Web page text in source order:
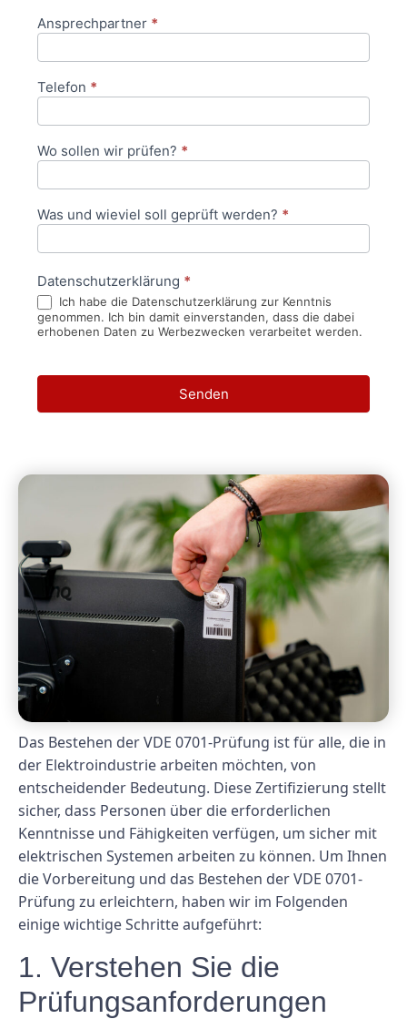
Ansprechpartner *
Telefon *
Wo sollen wir prüfen? *
Was und wieviel soll geprüft werden? *
Datenschutzerklärung *
Ich habe die Datenschutzerklärung zur Kenntnis
genommen. Ich bin damit einverstanden, dass die dabei
erhobenen Daten zu Werbezwecken verarbeitet werden.
Senden
Das Bestehen der VDE 0701-Prüfung ist für alle, die in
der Elektroindustrie arbeiten möchten, von
entscheidender Bedeutung. Diese Zertifizierung stellt
sicher, dass Personen über die erforderlichen
Kenntnisse und Fähigkeiten verfügen, um sicher mit
elektrischen Systemen arbeiten zu können. Um Ihnen
die Vorbereitung und das Bestehen der VDE 0701-
Prüfung zu erleichtern, haben wir im Folgenden
einige wichtige Schritte aufgeführt:
1. Verstehen Sie die
Prüfungsanforderungen